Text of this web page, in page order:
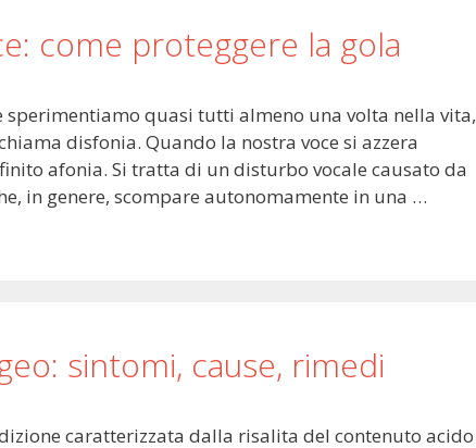
come proteggere la gola
sperimentiamo quasi tutti almeno una volta nella vita,
disfonia. Quando la nostra voce si azzera
afonia. Si tratta di un disturbo vocale causato da
in genere, scompare autonomamente in una …
sintomi, cause, rimedi
caratterizzata dalla risalita del contenuto acido